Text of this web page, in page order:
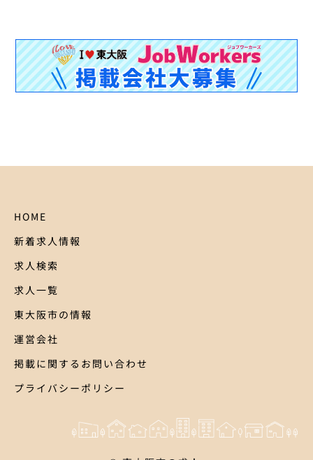
HOME
新着求人情報
求人検索
求人一覧
東大阪市の情報
運営会社
掲載に関するお問い合わせ
プライバシーポリシー